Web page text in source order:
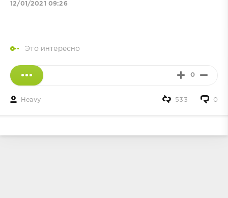
12/01/2021 09:26
Это интересно
0
Heavy 0
533